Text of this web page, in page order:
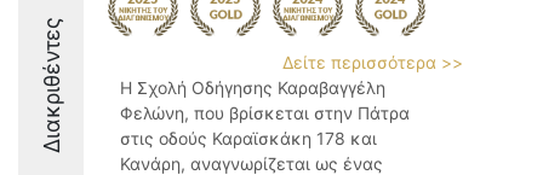
Διακριθέντες
Δείτε περισσότερα >>
Η Σχολή Οδήγησης Καραβαγγέλη
Φελώνη, που βρίσκεται στην Πάτρα
στις οδούς Καραϊσκάκη 178 και
Κανάρη, αναγνωρίζεται ως ένας